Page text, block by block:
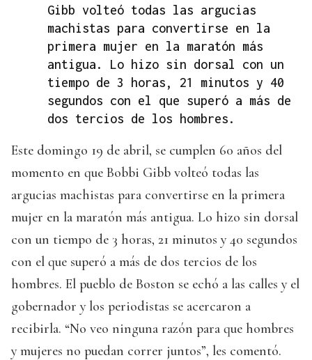
Gibb volteó todas las argucias
machistas para convertirse en la
primera mujer en la maratón más
antigua. Lo hizo sin dorsal con un
tiempo de 3 horas, 21 minutos y 40
segundos con el que superó a más de
dos tercios de los hombres.
Este domingo 19 de abril, se cumplen 60 años del
momento en que Bobbi Gibb volteó todas las
argucias machistas para convertirse en la primera
mujer en la maratón más antigua. Lo hizo sin dorsal
con un tiempo de 3 horas, 21 minutos y 40 segundos
con el que superó a más de dos tercios de los
hombres. El pueblo de Boston se echó a las calles y el
gobernador y los periodistas se acercaron a
recibirla. “No veo ninguna razón para que hombres
y mujeres no puedan correr juntos”, les comentó.